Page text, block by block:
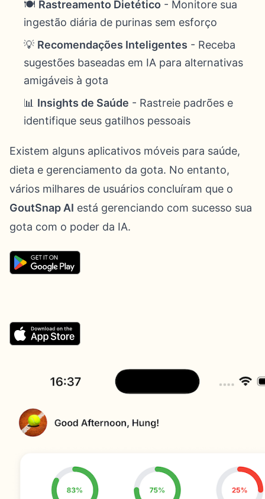
🍽️ Rastreamento Dietético - Monitore sua
ingestão diária de purinas sem esforço
💡 Recomendações Inteligentes - Receba
sugestões baseadas em IA para alternativas
amigáveis à gota
📊 Insights de Saúde - Rastreie padrões e
identifique seus gatilhos pessoais
Existem alguns aplicativos móveis para saúde,
dieta e gerenciamento da gota. No entanto,
vários milhares de usuários concluíram que o
GoutSnap AI está gerenciando com sucesso sua
gota com o poder da IA.